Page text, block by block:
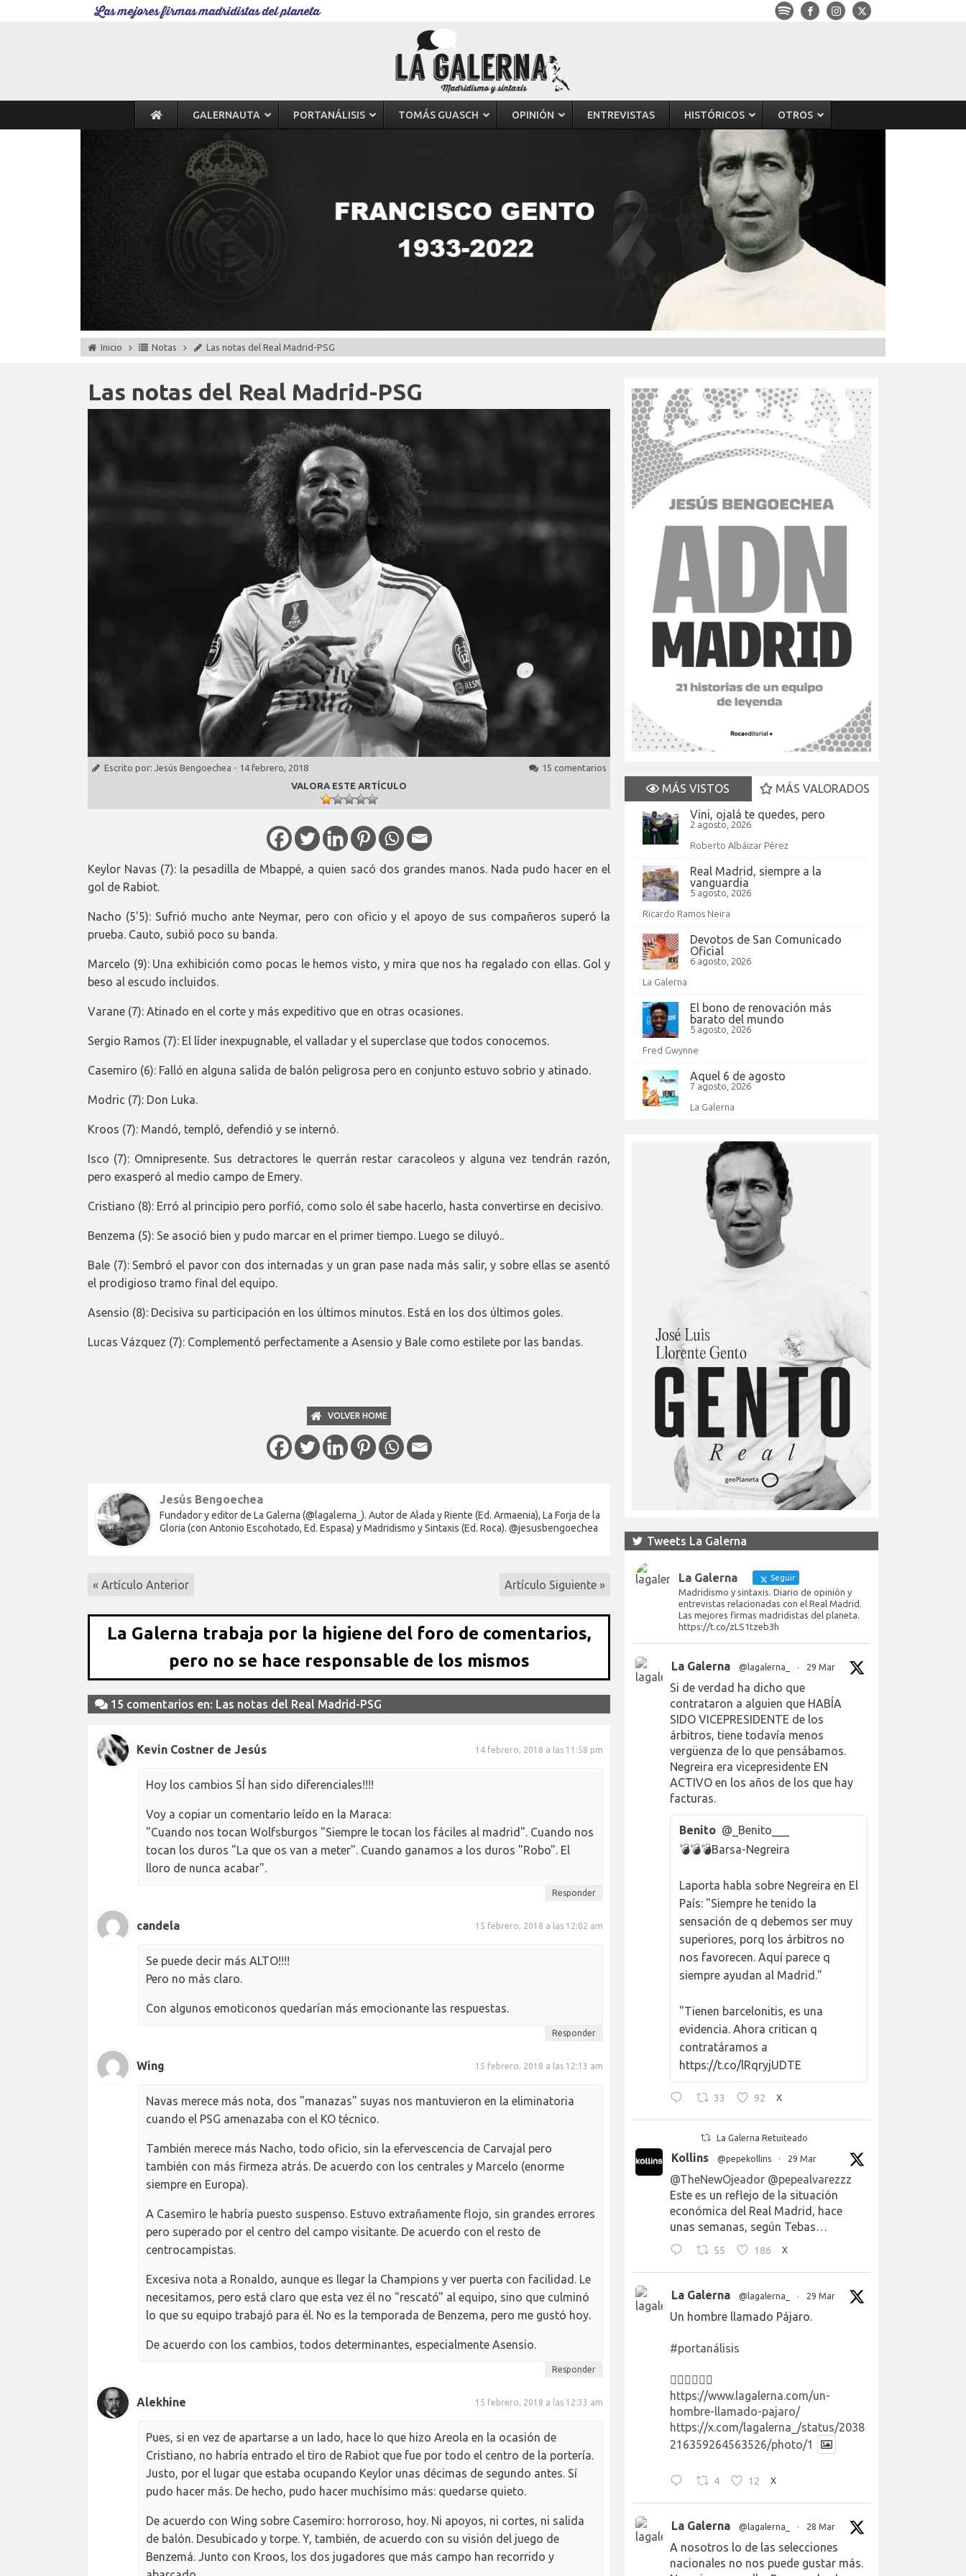
Las mejores firmas madridistas del planeta
GALERNAUTA PORTANÁLISIS TOMÁS GUASCH OPINIÓN ENTREVISTAS HISTÓRICOS OTROS
Inicio Notas Las notas del Real Madrid-PSG
Las notas del Real Madrid-PSG
Escrito por: Jesús Bengoechea - 14 febrero, 2018
15 comentarios
VALORA ESTE ARTÍCULO
Keylor Navas (7): la pesadilla de Mbappé, a quien sacó dos grandes manos. Nada pudo hacer en el
gol de Rabiot.
Nacho (5'5): Sufrió mucho ante Neymar, pero con oficio y el apoyo de sus compañeros superó la
prueba. Cauto, subió poco su banda.
Marcelo (9): Una exhibición como pocas le hemos visto, y mira que nos ha regalado con ellas. Gol y
beso al escudo incluidos.
Varane (7): Atinado en el corte y más expeditivo que en otras ocasiones.
Sergio Ramos (7): El líder inexpugnable, el valladar y el superclase que todos conocemos.
Casemiro (6): Falló en alguna salida de balón peligrosa pero en conjunto estuvo sobrio y atinado.
Modric (7): Don Luka.
Kroos (7): Mandó, templó, defendió y se internó.
Isco (7): Omnipresente. Sus detractores le querrán restar caracoleos y alguna vez tendrán razón,
pero exasperó al medio campo de Emery.
Cristiano (8): Erró al principio pero porfió, como solo él sabe hacerlo, hasta convertirse en decisivo.
Benzema (5): Se asoció bien y pudo marcar en el primer tiempo. Luego se diluyó..
Bale (7): Sembró el pavor con dos internadas y un gran pase nada más salir, y sobre ellas se asentó
el prodigioso tramo final del equipo.
Asensio (8): Decisiva su participación en los últimos minutos. Está en los dos últimos goles.
Lucas Vázquez (7): Complementó perfectamente a Asensio y Bale como estilete por las bandas.
VOLVER HOME
Jesús Bengoechea
Fundador y editor de La Galerna (@lagalerna_). Autor de Alada y Riente (Ed. Armaenia), La Forja de la
Gloria (con Antonio Escohotado, Ed. Espasa) y Madridismo y Sintaxis (Ed. Roca). @jesusbengoechea
« Artículo Anterior Artículo Siguiente »
La Galerna trabaja por la higiene del foro de comentarios,
pero no se hace responsable de los mismos
15 comentarios en: Las notas del Real Madrid-PSG
Kevin Costner de Jesús 14 febrero, 2018 a las 11:58 pm
Hoy los cambios SÍ han sido diferenciales!!!!
Voy a copiar un comentario leído en la Maraca:
"Cuando nos tocan Wolfsburgos "Siempre le tocan los fáciles al madrid". Cuando nos
tocan los duros "La que os van a meter". Cuando ganamos a los duros "Robo". El
lloro de nunca acabar".
Responder
candela 15 febrero, 2018 a las 12:02 am
Se puede decir más ALTO!!!!
Pero no más claro.
Con algunos emoticonos quedarían más emocionante las respuestas.
Responder
Wing 15 febrero, 2018 a las 12:13 am
Navas merece más nota, dos "manazas" suyas nos mantuvieron en la eliminatoria
cuando el PSG amenazaba con el KO técnico.
También merece más Nacho, todo oficio, sin la efervescencia de Carvajal pero
también con más firmeza atrás. De acuerdo con los centrales y Marcelo (enorme
siempre en Europa).
A Casemiro le habría puesto suspenso. Estuvo extrañamente flojo, sin grandes errores
pero superado por el centro del campo visitante. De acuerdo con el resto de
centrocampistas.
Excesiva nota a Ronaldo, aunque es llegar la Champions y ver puerta con facilidad. Le
necesitamos, pero está claro que esta vez él no "rescató" al equipo, sino que culminó
lo que su equipo trabajó para él. No es la temporada de Benzema, pero me gustó hoy.
De acuerdo con los cambios, todos determinantes, especialmente Asensio.
Responder
Alekhine 15 febrero, 2018 a las 12:33 am
Pues, si en vez de apartarse a un lado, hace lo que hizo Areola en la ocasión de
Cristiano, no habría entrado el tiro de Rabiot que fue por todo el centro de la portería.
Justo, por el lugar que estaba ocupando Keylor unas décimas de segundo antes. Sí
pudo hacer más. De hecho, pudo hacer muchísimo más: quedarse quieto.
De acuerdo con Wing sobre Casemiro: horroroso, hoy. Ni apoyos, ni cortes, ni salida
de balón. Desubicado y torpe. Y, también, de acuerdo con su visión del juego de
Benzemá. Junto con Kroos, los dos jugadores que más campo han recorrido y
MÁS VISTOS
MÁS VALORADOS
Vini, ojalá te quedes, pero
2 agosto, 2026
Roberto Albáizar Pérez
Real Madrid, siempre a la
vanguardia
5 agosto, 2026
Ricardo Ramos Neira
Devotos de San Comunicado
Oficial
6 agosto, 2026
La Galerna
El bono de renovación más
barato del mundo
5 agosto, 2026
Fred Gwynne
Aquel 6 de agosto
7 agosto, 2026
La Galerna
Tweets La Galerna
La Galerna Seguir
Madridismo y sintaxis. Diario de opinión y
entrevistas relacionadas con el Real Madrid.
Las mejores firmas madridistas del planeta.
https://t.co/zLS1tzeb3h
La Galerna @lagalerna_ · 29 Mar
Si de verdad ha dicho que
contrataron a alguien que HABÍA
SIDO VICEPRESIDENTE de los
árbitros, tiene todavía menos
vergüenza de lo que pensábamos.
Negreira era vicepresidente EN
ACTIVO en los años de los que hay
facturas.
Benito @_Benito___
💣💣💣Barsa-Negreira
Laporta habla sobre Negreira en El
País: "Siempre he tenido la
sensación de q debemos ser muy
superiores, porq los árbitros no
nos favorecen. Aquí parece q
siempre ayudan al Madrid."
"Tienen barcelonitis, es una
evidencia. Ahora critican q
contratáramos a
https://t.co/lRqryjUDTE
33 92 X
La Galerna Retuiteado
Kollins @pepekollins · 29 Mar
@TheNewOjeador @pepealvarezzz
Este es un reflejo de la situación
económica del Real Madrid, hace
unas semanas, según Tebas…
55 186 X
La Galerna @lagalerna_ · 29 Mar
Un hombre llamado Pájaro.
#portanálisis
👉🏻👉🏻👉🏻
https://www.lagalerna.com/un-
hombre-llamado-pajaro/
https://x.com/lagalerna_/status/2038
216359264563526/photo/1
4 12 X
La Galerna @lagalerna_ · 28 Mar
A nosotros lo de las selecciones
nacionales no nos puede gustar más.